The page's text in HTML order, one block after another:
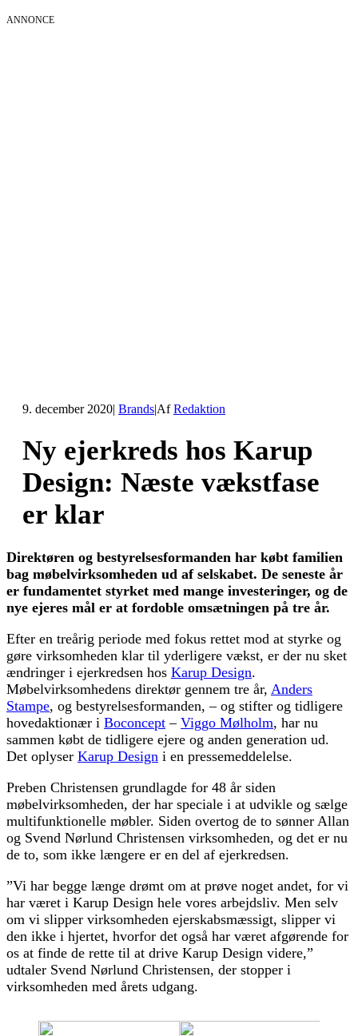
ANNONCE
9. december 2020| Brands|AfRedaktion
Ny ejerkreds hos Karup
Design: Næste vækstfase
er klar
Direktøren og bestyrelsesformanden har købt familien
bag møbelvirksomheden ud af selskabet. De seneste år
er fundamentet styrket med mange investeringer, og de
nye ejeres mål er at fordoble omsætningen på tre år.
Efter en treårig periode med fokus rettet mod at styrke og
gøre virksomheden klar til yderligere vækst, er der nu sket
ændringer i ejerkredsen hos Karup Design.
Møbelvirksomhedens direktør gennem tre år, Anders
Stampe, og bestyrelsesformanden, – og stifter og tidligere
hovedaktionær i Boconcept – Viggo Mølholm, har nu
sammen købt de tidligere ejere og anden generation ud.
Det oplyser Karup Design i en pressemeddelelse.
Preben Christensen grundlagde for 48 år siden
møbelvirksomheden, der har speciale i at udvikle og sælge
multifunktionelle møbler. Siden overtog de to sønner Allan
og Svend Nørlund Christensen virksomheden, og det er nu
de to, som ikke længere er en del af ejerkredsen.
”Vi har begge længe drømt om at prøve noget andet, for vi
har været i Karup Design hele vores arbejdsliv. Men selv
om vi slipper virksomheden ejerskabsmæssigt, slipper vi
den ikke i hjertet, hvorfor det også har været afgørende for
os at finde de rette til at drive Karup Design videre,”
udtaler Svend Nørlund Christensen, der stopper i
virksomheden med årets udgang.